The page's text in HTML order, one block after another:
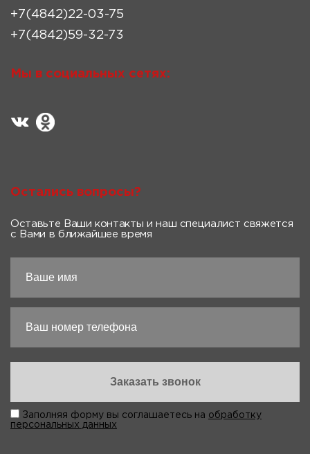
+7(4842)22-03-75
+7(4842)59-32-73
Мы в социальных сетях:
Остались вопросы?
Оставьте Ваши контакты и наш специалист свяжется
с Вами в ближайшее время
Заполняя форму вы соглашаетесь на обработку
персональных данных